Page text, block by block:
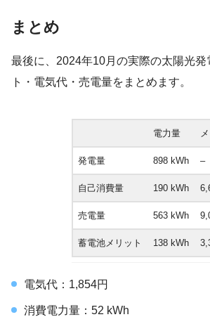
まとめ
最後に、2024年10月の実際の太陽光発
ト・電気代・売電量をまとめます。
電力量
発電量 898 kWh –
自己消費量 190 kWh
売電量 563 kWh
蓄電池メリット 138 kWh
電気代：1,854円
消費電力量：52 kWh